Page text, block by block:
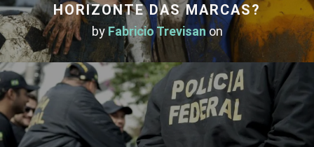
HORIZONTE DAS MARCAS?
by Fabricio Trevisanon